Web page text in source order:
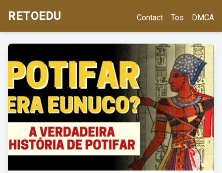
RETOEDU Contact Tos DMCA